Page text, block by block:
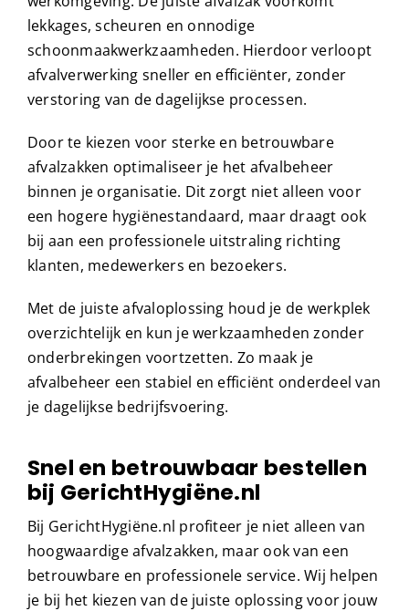
lekkages, scheuren en onnodige
schoonmaakwerkzaamheden. Hierdoor verloopt
afvalverwerking sneller en efficiënter, zonder
verstoring van de dagelijkse processen.
Door te kiezen voor sterke en betrouwbare
afvalzakken optimaliseer je het afvalbeheer
binnen je organisatie. Dit zorgt niet alleen voor
een hogere hygiënestandaard, maar draagt ook
bij aan een professionele uitstraling richting
klanten, medewerkers en bezoekers.
Met de juiste afvaloplossing houd je de werkplek
overzichtelijk en kun je werkzaamheden zonder
onderbrekingen voortzetten. Zo maak je
afvalbeheer een stabiel en efficiënt onderdeel van
je dagelijkse bedrijfsvoering.
Snel en betrouwbaar bestellen
bij GerichtHygiëne.nl
Bij GerichtHygiëne.nl profiteer je niet alleen van
hoogwaardige afvalzakken, maar ook van een
betrouwbare en professionele service. Wij helpen
je bij het kiezen van de juiste oplossing voor jouw